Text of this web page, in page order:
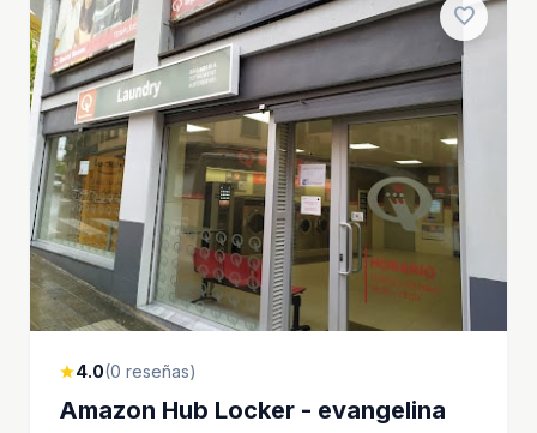
favorite
star4.0(0 reseñas)
Amazon Hub Locker - evangelina